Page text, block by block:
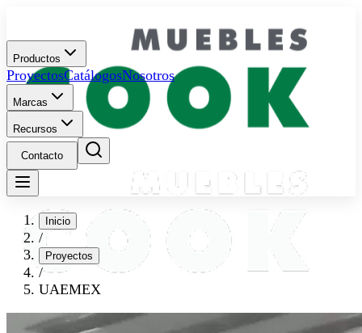
Productos
ProyectosCatálogosNosotros
Marcas
Recursos
Contacto
Inicio
/
Proyectos
/
UAEMEX